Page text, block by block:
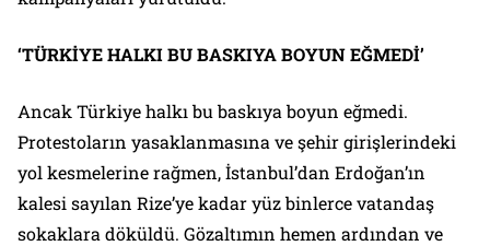
‘TÜRKİYE HALKI BU BASKIYA BOYUN EĞMEDİ’
Ancak Türkiye halkı bu baskıya boyun eğmedi.
Protestoların yasaklanmasına ve şehir girişlerindeki
yol kesmelerine rağmen, İstanbul’dan Erdoğan’ın
kalesi sayılan Rize’ye kadar yüz binlerce vatandaş
sokaklara döküldü. Gözaltımın hemen ardından ve